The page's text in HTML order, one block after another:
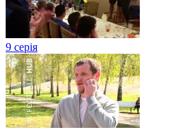
9 серія